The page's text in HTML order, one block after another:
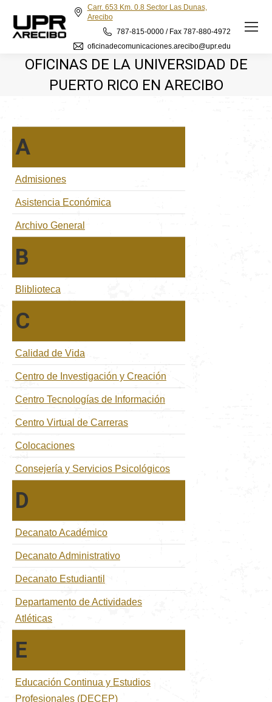
Carr. 653 Km. 0.8 Sector Las Dunas,
Arecibo
787-815-0000 / Fax 787-880-4972
oficinadecomunicaciones.arecibo@upr.edu
OFICINAS DE LA UNIVERSIDAD DE
PUERTO RICO EN ARECIBO
A
Admisiones
Asistencia Económica
Archivo General
B
Bliblioteca
C
Calidad de Vida
Centro de Investigación y Creación
Centro Tecnologías de Información
Centro Virtual de Carreras
Colocaciones
Consejería y Servicios Psicológicos
D
Decanato Académico
Decanato Administrativo
Decanato Estudiantil
Departamento de Actividades
Atléticas
E
Educación Continua y Estudios
Profesionales (DECEP)